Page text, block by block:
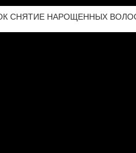
СНЯТИЕ НАРОЩЕННЫХ